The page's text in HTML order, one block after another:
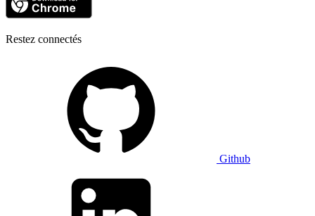
Restez connectés
Github